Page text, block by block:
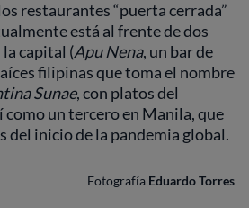
restaurantes “puerta cerrada”
está al frente de dos
capital (Apu Nena, un bar de
filipinas que toma el nombre
Sunae, con platos del
como un tercero en Manila, que
del inicio de la pandemia global.
Fotografía Eduardo Torres